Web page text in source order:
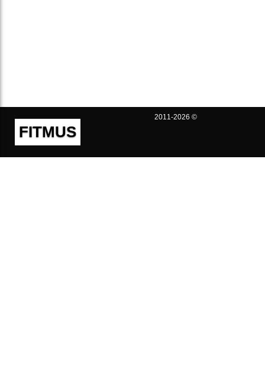
FITMUS
2011-2026 ©